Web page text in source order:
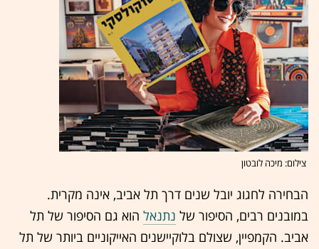
צילום: מיכה לובטון
הבחירה לחגוג יובל שנים דרך תל אביב, אינה מקרית.
במובנים רבים, הסיפור של נתנאל הוא גם הסיפור של תל
אביב. הקמפיין, שצולם בלוקיישנים האייקוניים ביותר של תל